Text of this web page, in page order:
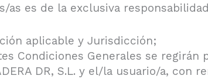
as es de la exclusiva
aplicable y Jurisdicción;
Condiciones Generales se regirán
DR, S.L. y el/la usuario/a,